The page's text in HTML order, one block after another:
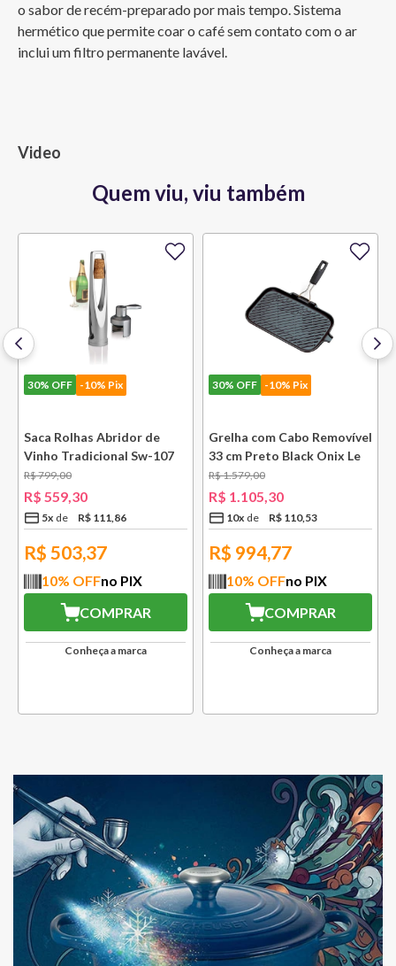
o sabor de recém-preparado por mais tempo. Sistema
hermético que permite coar o café sem contato com o ar
inclui um filtro permanente lavável.
Video
Quem viu, viu também
30% OFF -10% Pix
Saca Rolhas Abridor de
Vinho Tradicional Sw-107
Ply Le Creuset
R$799,00
R$ 559,30
5x R$ 111,86
R$ 503,37
10% OFFno PIX
COMPRAR
Conheça a marca
30% OFF -10% Pix
Grelha com Cabo Removível
33 cm Preto Black Onix Le
Creuset
R$1.579,00
R$ 1.105,30
10x R$ 110,53
R$ 994,77
10% OFFno PIX
COMPRAR
Conheça a marca